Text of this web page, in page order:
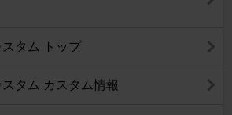
タム トップ
タム カスタム情報